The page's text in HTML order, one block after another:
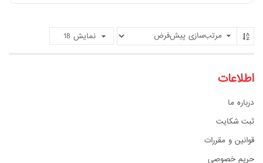
نمایش 18
اطلاعات
درباره ما
ثبت شکایت
قوانین و مقررات
حریم خصوصی